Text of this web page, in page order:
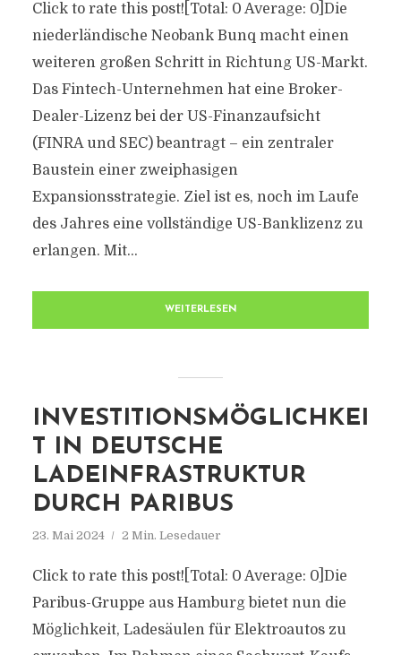
Click to rate this post![Total: 0 Average: 0]Die
niederländische Neobank Bunq macht einen
weiteren großen Schritt in Richtung US-Markt.
Das Fintech-Unternehmen hat eine Broker-
Dealer-Lizenz bei der US-Finanzaufsicht
(FINRA und SEC) beantragt – ein zentraler
Baustein einer zweiphasigen
Expansionsstrategie. Ziel ist es, noch im Laufe
des Jahres eine vollständige US-Banklizenz zu
erlangen. Mit...
WEITERLESEN
INVESTITIONSMÖGLICHKEI
T IN DEUTSCHE
LADEINFRASTRUKTUR
DURCH PARIBUS
23. Mai 2024 2 Min. Lesedauer
Click to rate this post![Total: 0 Average: 0]Die
Paribus-Gruppe aus Hamburg bietet nun die
Möglichkeit, Ladesäulen für Elektroautos zu